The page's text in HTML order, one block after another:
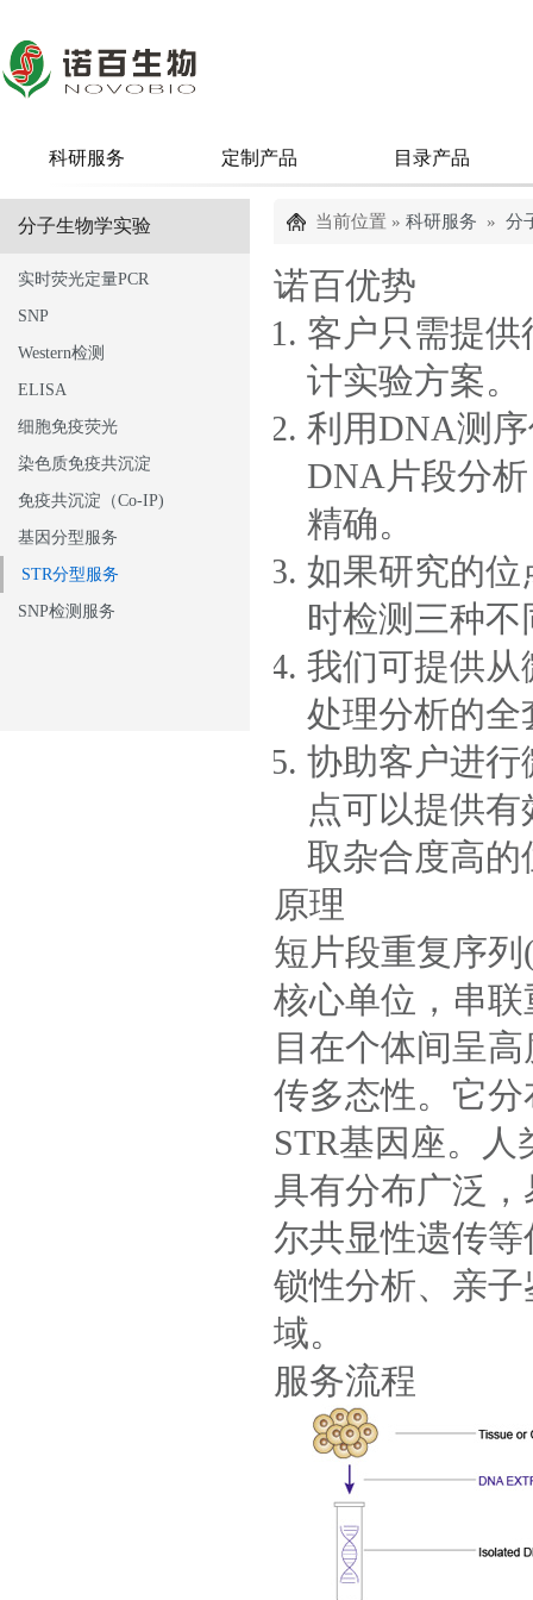
科研服务 定制产品 目录产品
分子生物学实验
实时荧光定量PCR
SNP
Western检测
ELISA
细胞免疫荧光
染色质免疫共沉淀
免疫共沉淀（Co-IP)
基因分型服务
STR分型服务
SNP检测服务
当前位置 » 科研服务 » 分
诺百优势
客户只需提供
计实验方案。
利用DNA测
DNA片段分
精确。
如果研究的位
时检测三种
我们可提供从
处理分析的全
协助客户进行
点可以提供
取杂合度高的
原理
短片段重复序列
核心单位，串
目在个体间呈
传多态性。它
STR基因座。
具有分布广泛
尔共显性遗传
锁性分析、亲
域。
服务流程